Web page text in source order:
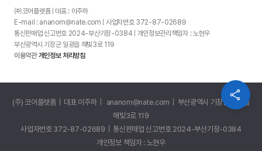
㈜코어플랫폼 | 대표 : 이주하
E-mail : ananom@nate.com | 사업자번호 372-87-02689
통신판매업 신고번호 2024-부산기장-0384 | 개인정보관리책임자 : 노현우
부산광역시 기장군 일광읍 해빛3로 119
이용약관 개인정보 처리방침
(주) 코어플랫폼 | 대표 이주하 | ananom@nate.com | 부산광역시 기장군 일광읍
해빛3로 119
사업자번호 372-87-02689 | 통신판매업 신고번호 2024-부산기장-0384
개인정보 책임자 : 노현우